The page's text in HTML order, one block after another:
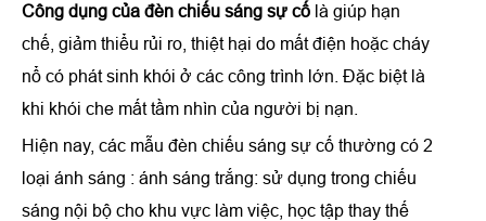
Công dụng của đèn chiếu sáng sự cố là giúp hạn
chế, giảm thiểu rủi ro, thiệt hại do mất điện hoặc cháy
nổ có phát sinh khói ở các công trình lớn. Đặc biệt là
khi khói che mất tầm nhìn của người bị nạn.
Hiện nay, các mẫu đèn chiếu sáng sự cố thường có 2
loại ánh sáng : ánh sáng trắng: sử dụng trong chiếu
sáng nội bộ cho khu vực làm việc, học tập thay thế